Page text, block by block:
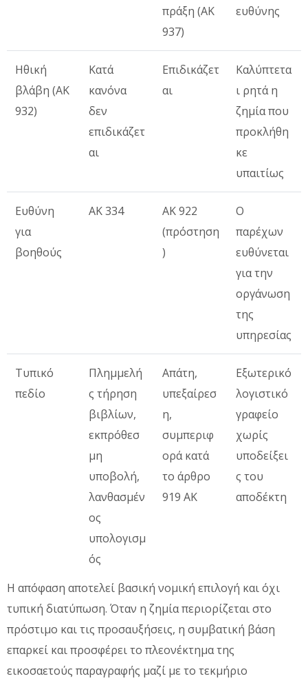
πράξη (ΑΚ
937)
ευθύνης
Ηθική
βλάβη (ΑΚ
932)
Κατά
κανόνα
δεν
επιδικάζετ
αι
Επιδικάζετ
αι
Καλύπτετα
ι ρητά η
ζημία που
προκλήθη
κε
υπαιτίως
Ευθύνη
για
βοηθούς
ΑΚ 334
ΑΚ 922
(πρόστηση
)
Ο
παρέχων
ευθύνεται
για την
οργάνωση
της
υπηρεσίας
Τυπικό
πεδίο
Πλημμελή
ς τήρηση
βιβλίων,
εκπρόθεσ
μη
υποβολή,
λανθασμέν
ος
υπολογισμ
ός
Απάτη,
υπεξαίρεσ
η,
συμπεριφ
ορά κατά
το άρθρο
919 ΑΚ
Εξωτερικό
λογιστικό
γραφείο
χωρίς
υποδείξει
ς του
αποδέκτη
Η απόφαση αποτελεί βασική νομική επιλογή και όχι
τυπική διατύπωση. Όταν η ζημία περιορίζεται στο
πρόστιμο και τις προσαυξήσεις, η συμβατική βάση
επαρκεί και προσφέρει το πλεονέκτημα της
εικοσαετούς παραγραφής μαζί με το τεκμήριο